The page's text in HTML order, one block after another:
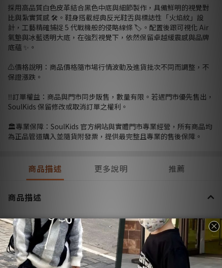
採用高品質白色皮革結合黑色中底與細節製作，具備鮮明的視覺對
比與紮實質感 🛠️。鞋身搭載經典反光鞋舌與標誌性「火焰紋」設
計，工藝精確捕捉 5 代戰機般的侵略線條 🏷️。配置後跟可視化 Air
氣墊與冰藍透明大底，在強烈視覺下，依然保留卓越緩震感與品牌
底蘊 ✨。
⚠️價格說明：商品價格隨市場行情波動及進貨批次不同而調整，不
保證漲跌。
‼️訂單權益：商品與門市同步販售，數量有限。若遇門市優先售出，
SoulKids 保留修改或取消訂單之權利。
🏛️專業保障：SoulKids 官方網站與實體門市專業經營，所有商品均
為正品管道購入並隨貨附發票，提供最完整且專業的售後保障。
商品描述 更多說明 推薦
商品描述
💡 購物前請詳閱：【SoulKids購物須知與條約】
💬 商品諮詢與建議：【聯繫官方 @LINE 客服】